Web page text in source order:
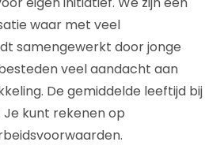
waar met veel
samengewerkt door jonge
veel aandacht aan
De gemiddelde leeftijd bij
Je kunt rekenen op